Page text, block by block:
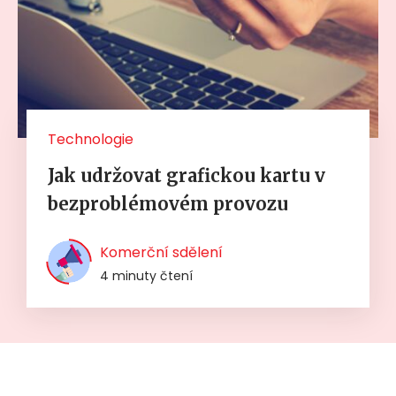
Technologie
Jak udržovat grafickou kartu v
bezproblémovém provozu
Komerční sdělení
4 minuty čtení